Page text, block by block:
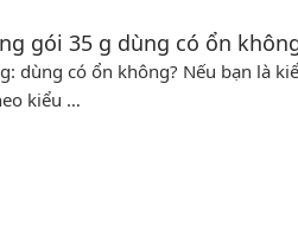
gói 35 g dùng có ổn
dùng có ổn không? Nếu bạn là
kiểu …